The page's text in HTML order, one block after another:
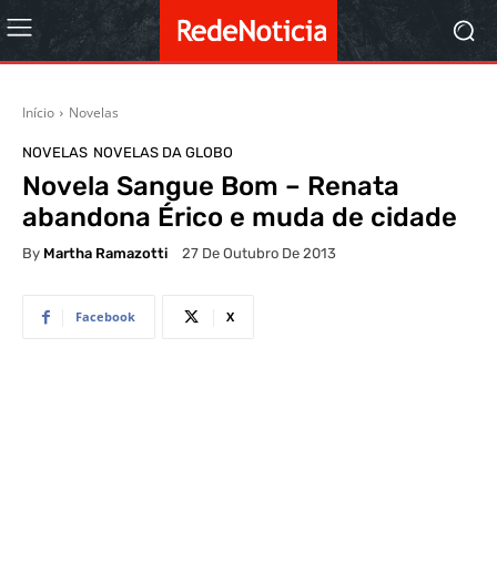
Início Novelas
NOVELAS NOVELAS DA GLOBO
Novela Sangue Bom – Renata
abandona Érico e muda de cidade
By Martha Ramazotti 27 De Outubro De 2013
Facebook X